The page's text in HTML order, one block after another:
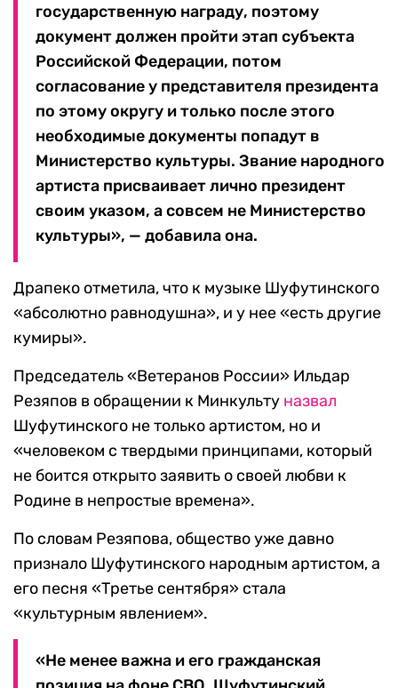
государственную награду, поэтому
документ должен пройти этап субъекта
Российской Федерации, потом
согласование у представителя президента
по этому округу и только после этого
необходимые документы попадут в
Министерство культуры. Звание народного
артиста присваивает лично президент
своим указом, а совсем не Министерство
культуры», — добавила она.
Драпеко отметила, что к музыке Шуфутинского
«абсолютно равнодушна», и у нее «есть другие
кумиры».
Председатель «Ветеранов России» Ильдар
Резяпов в обращении к Минкульту назвал
Шуфутинского не только артистом, но и
«человеком с твердыми принципами, который
не боится открыто заявить о своей любви к
Родине в непростые времена».
По словам Резяпова, общество уже давно
признало Шуфутинского народным артистом, а
его песня «Третье сентября» стала
«культурным явлением».
«Не менее важна и его гражданская